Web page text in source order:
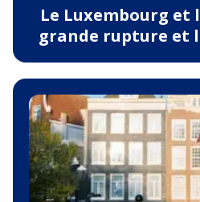
Le Luxembourg et
grande rupture et